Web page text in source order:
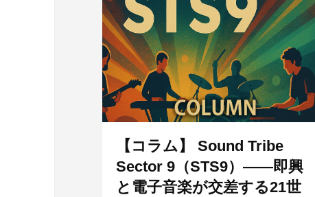
【コラム】 Sound Tribe
Sector 9（STS9）――即興
と電子音楽が交差する21世